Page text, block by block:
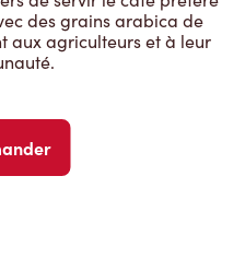
des grains arabica de
aux agriculteurs et à leur